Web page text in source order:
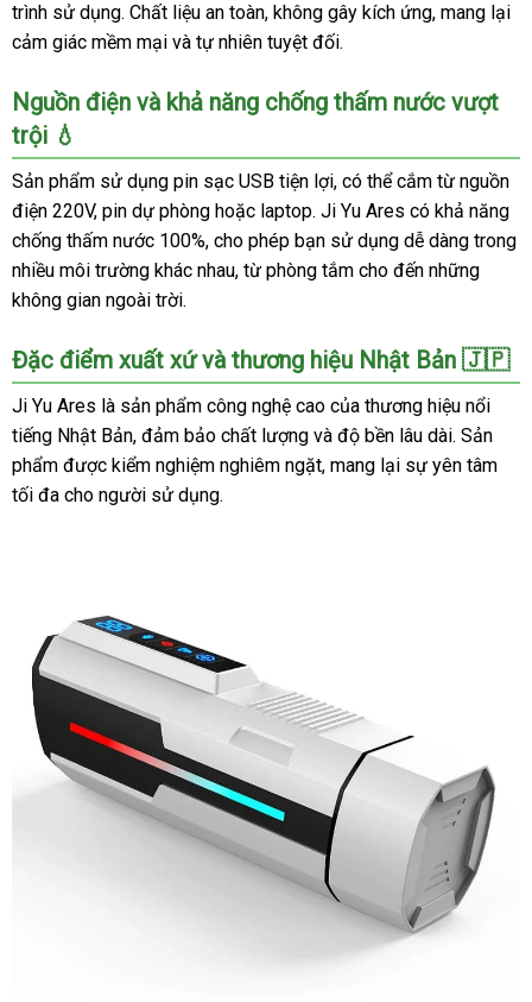
trình sử dụng. Chất liệu an toàn, không gây kích ứng, mang lại
cảm giác mềm mại và tự nhiên tuyệt đối.
Nguồn điện và khả năng chống thấm nước vượt
trội 💧
Sản phẩm sử dụng pin sạc USB tiện lợi, có thể cắm từ nguồn
điện 220V, pin dự phòng hoặc laptop. Ji Yu Ares có khả năng
chống thấm nước 100%, cho phép bạn sử dụng dễ dàng trong
nhiều môi trường khác nhau, từ phòng tắm cho đến những
không gian ngoài trời.
Đặc điểm xuất xứ và thương hiệu Nhật Bản 🇯🇵
Ji Yu Ares là sản phẩm công nghệ cao của thương hiệu nổi
tiếng Nhật Bản, đảm bảo chất lượng và độ bền lâu dài. Sản
phẩm được kiểm nghiệm nghiêm ngặt, mang lại sự yên tâm
tối đa cho người sử dụng.